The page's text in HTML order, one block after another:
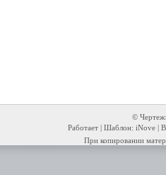
©
Работает | Шаблон: iNove |
При копировании